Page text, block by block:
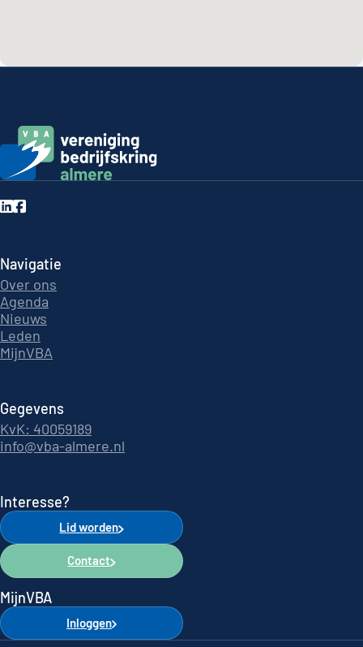
Navigatie
Over ons
Agenda
Nieuws
Leden
MijnVBA
Gegevens
KvK: 40059189
info@vba-almere.nl
Interesse?
Lid worden
Contact
MijnVBA
Inloggen